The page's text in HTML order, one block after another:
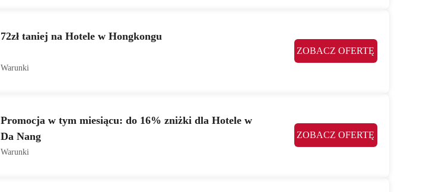
72zł taniej na Hotele w Hongkongu
ZOBACZ OFERTĘ
Warunki
Promocja w tym miesiącu: do 16% zniżki dla Hotele w
Da Nang
ZOBACZ OFERTĘ
Warunki